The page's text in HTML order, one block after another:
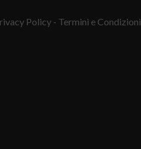
Policy - Termini e Condizioni